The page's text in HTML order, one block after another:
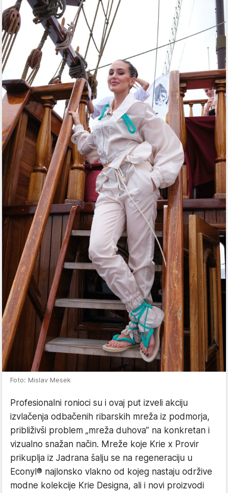
Foto: Mislav Mesek
Profesionalni ronioci su i ovaj put izveli akciju
izvlačenja odbačenih ribarskih mreža iz podmorja,
približivši problem „mreža duhova” na konkretan i
vizualno snažan način. Mreže koje Krie x Provir
prikuplja iz Jadrana šalju se na regeneraciju u
Econyl® najlonsko vlakno od kojeg nastaju održive
modne kolekcije Krie Designa, ali i novi proizvodi